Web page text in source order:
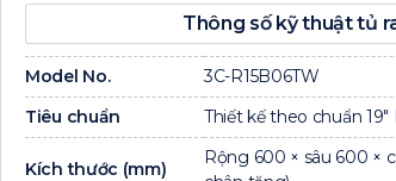
Thông số kỹ thuật tủ
Model No.
3C-R15B06TW
Tiêu chuẩn
Thiết kế theo chuẩn 19″
Kích thước (mm)
Rộng 600 × sâu 600 ×